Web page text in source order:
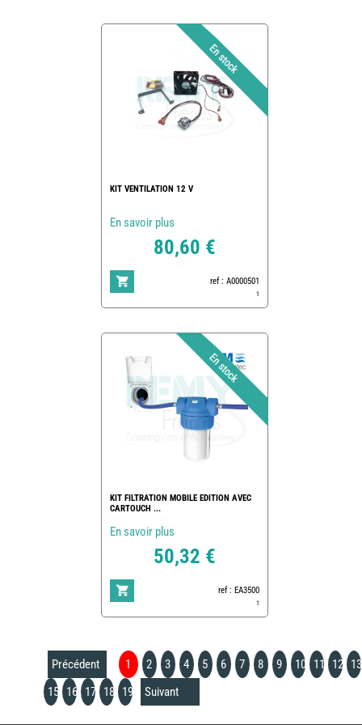
KIT VENTILATION 12 V
En savoir plus
80,60 €
ref : A0000501
1
KIT FILTRATION MOBILE EDITION AVEC
CARTOUCH ...
En savoir plus
50,32 €
ref : EA3500
1
Précédent 1 2 3 4 5 6 7 8 9 10 11 12
13
15
16 17 18 19 Suivant